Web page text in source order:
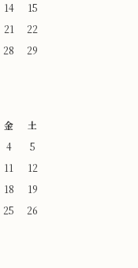
14
15
21
22
28
29
金
土
4
5
11
12
18
19
25
26